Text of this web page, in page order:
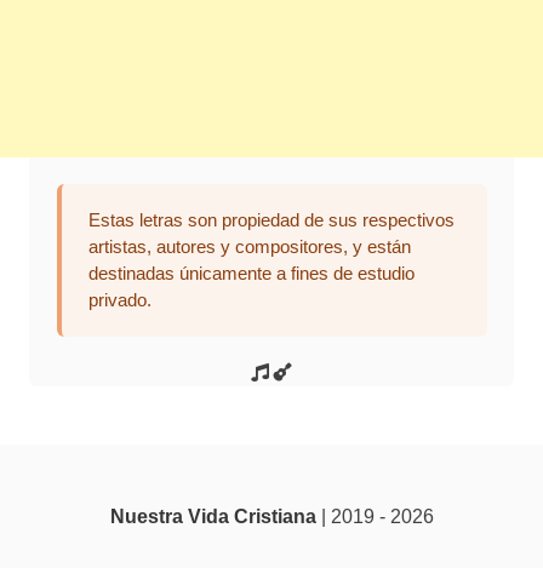
Estas letras son propiedad de sus respectivos
artistas, autores y compositores, y están
destinadas únicamente a fines de estudio
privado.
Nuestra Vida Cristiana| 2019 - 2026